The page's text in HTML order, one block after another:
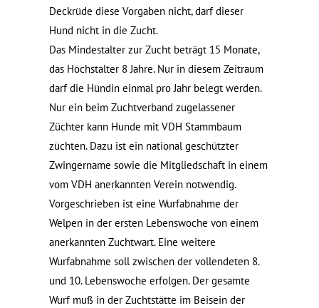
Deckrüde diese Vorgaben nicht, darf dieser
Hund nicht in die Zucht.
Das Mindestalter zur Zucht beträgt 15 Monate,
das Höchstalter 8 Jahre. Nur in diesem Zeitraum
darf die Hündin einmal pro Jahr belegt werden.
Nur ein beim Zuchtverband zugelassener
Züchter kann Hunde mit VDH Stammbaum
züchten. Dazu ist ein national geschützter
Zwingername sowie die Mitgliedschaft in einem
vom VDH anerkannten Verein notwendig.
Vorgeschrieben ist eine Wurfabnahme der
Welpen in der ersten Lebenswoche von einem
anerkannten Zuchtwart. Eine weitere
Wurfabnahme soll zwischen der vollendeten 8.
und 10. Lebenswoche erfolgen. Der gesamte
Wurf muß in der Zuchtstätte im Beisein der